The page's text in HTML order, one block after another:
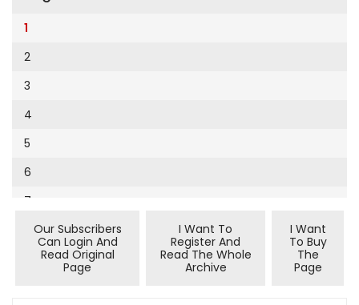
Cumhuriyet Sağlıklı Beslenme
Cumhuriyet Sokak
Cumhuriyet Spor
Cumhuriyet Strateji
Cumhuriyet Tarım
Cumhuriyet Yılbaşı
Çerçeve Eki
Dergi Eki
Ekonomi Eki
1994
9
10
11
12
13
14
15
16
1
2
3
4
5
6
7
Our Subscribers
Can Login And
Read Original
Page
I Want To
Register And
Read The Whole
Archive
I Want
To Buy
The
Page